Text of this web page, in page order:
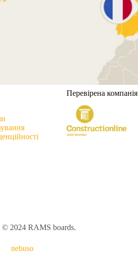
Перевірена компанія
2024 RAMS boards.
nebuso